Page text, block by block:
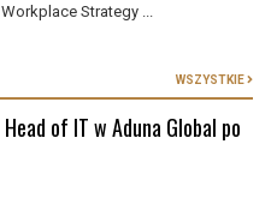
Strategy ...
WSZYSTKIE
of IT w Aduna Global po